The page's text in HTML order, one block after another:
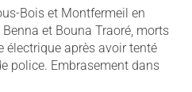
Bois et Montfermeil en
et Bouna Traoré, morts
électrique après avoir tenté
police. Embrasement dans